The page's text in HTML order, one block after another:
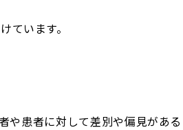
ています。
や患者に対して差別や偏見がある